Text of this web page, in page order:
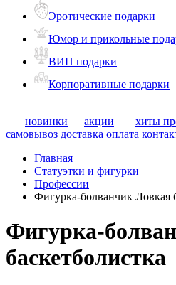
Эротические подарки
Юмор и прикольные
ВИП подарки
Корпоративные подарки
новинки акции
хиты
самовывоз доставка оплата
Главная
Статуэтки и фигурки
Профессии
Фигурка-болванчик Ловкая
Фигурка-
баскетболистка